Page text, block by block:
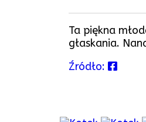
Ta piękna
głaskania.
Źródło: